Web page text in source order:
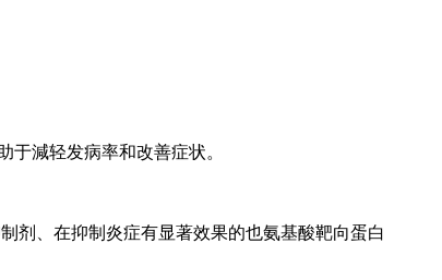
減轻发病率和改善症状。
剂、在抑制炎症有显著效果的也氨基酸靶向蛋白